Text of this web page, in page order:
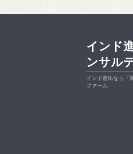
インド
ンサル
インド進出なら『
ファーム